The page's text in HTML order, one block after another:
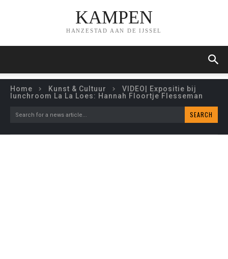
KAMPEN
HANZESTAD AAN DE IJSSEL
Home Kunst & Cultuur
VIDEO| Expositie bij
lunchroom La La Loes: Hannah Floortje Flesseman
Search for a news article... SEARCH